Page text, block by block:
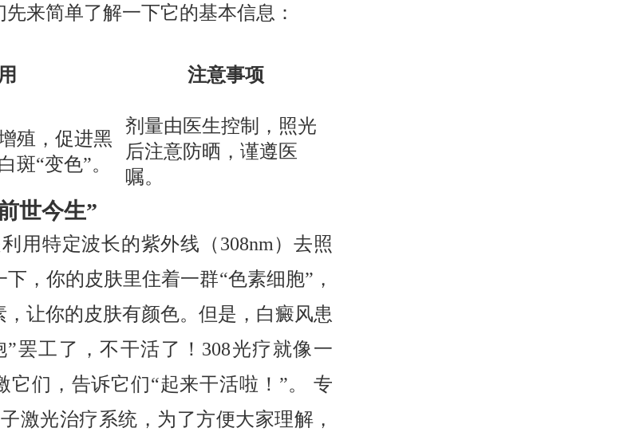
来简单了解一下它的基本信息：
注意事项
殖，促进黑
斑“变色”。
剂量由医生控制，照光
后注意防晒，谨遵医
嘱。
世今生”
用特定波长的紫外线（308nm）去照
，你的皮肤里住着一群“色素细胞”，
让你的皮肤有颜色。但是，白癜风患
罢工了，不干活了！308光疗就像一
它们，告诉它们“起来干活啦！”。 专
激光治疗系统，为了方便大家理解，